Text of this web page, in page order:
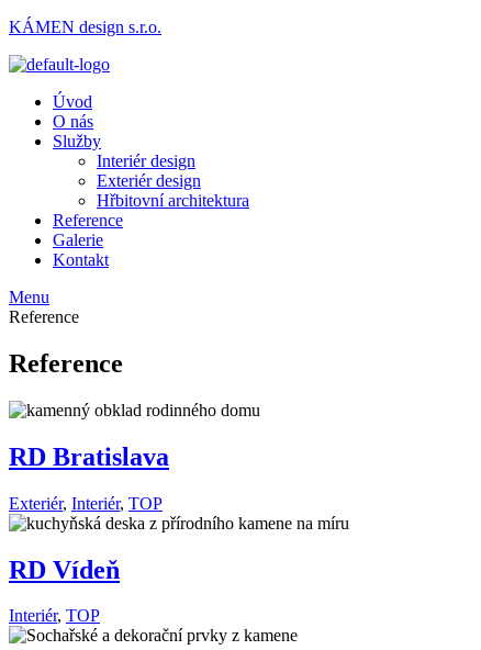
KÁMEN design s.r.o.
Úvod
O nás
Služby
Interiér design
Exteriér design
Hřbitovní architektura
Reference
Galerie
Kontakt
Menu
Reference
Reference
RD Bratislava
Exteriér, Interiér, TOP
RD Vídeň
Interiér, TOP